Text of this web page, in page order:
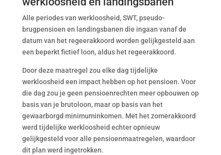
Alle periodes van werkloosheid, SWT, pseudo-
brugpensioen en landingsbanen die ingaan vanaf de
datum van het regeerakkoord worden gelijkgesteld aan
een beperkt fictief loon, aldus het regeerakkoord.
Door deze maatregel zou elke dag tijdelijke
werkloosheid een impact hebben op het pensioen. Voor
die dag zou je geen pensioenrechten meer opbouwen op
basis van je brutoloon, maar op basis van het
gewaarborgd minimuminkomen. Met het zomerakkoord
werd tijdelijke werkloosheid echter opnieuw
gelijkgesteld voor alle pensioenmaatregelen, waardoor
dit plan werd ingetrokken.